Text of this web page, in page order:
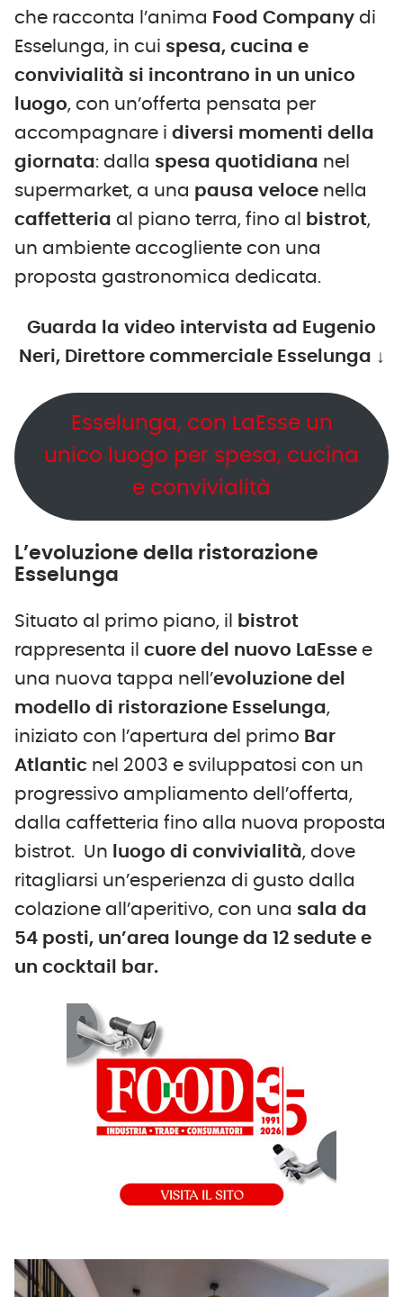
che racconta l’anima Food Company di
Esselunga, in cui spesa, cucina e
convivialità si incontrano in un unico
luogo, con un’offerta pensata per
accompagnare i diversi momenti della
giornata: dalla spesa quotidiana nel
supermarket, a una pausa veloce nella
caffetteria al piano terra, fino al bistrot,
un ambiente accogliente con una
proposta gastronomica dedicata.
Guarda la video intervista ad Eugenio
Neri, Direttore commerciale Esselunga ↓
Esselunga, con LaEsse un
unico luogo per spesa, cucina
e convivialità
L’evoluzione della ristorazione
Esselunga
Situato al primo piano, il
bistrot
rappresenta il cuore del nuovo LaEsse e
una nuova tappa nell’evoluzione del
modello di ristorazione Esselunga,
iniziato con l’apertura del primo Bar
Atlantic nel 2003 e sviluppatosi con un
progressivo ampliamento dell’offerta,
dalla caffetteria fino alla nuova proposta
bistrot. Un luogo di convivialità, dove
ritagliarsi un’esperienza di gusto dalla
colazione all’aperitivo, con una sala da
54 posti, un’area lounge da 12 sedute e
un cocktail bar.